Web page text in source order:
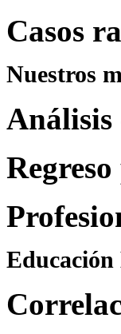
Casos
Nuestros
Análisis
Educación